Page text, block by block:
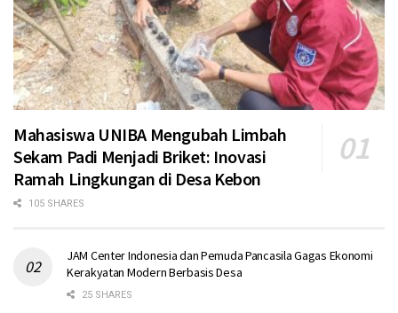
Mahasiswa UNIBA Mengubah Limbah
Sekam Padi Menjadi Briket: Inovasi
Ramah Lingkungan di Desa Kebon
105 SHARES
JAM Center Indonesia dan Pemuda Pancasila Gagas Ekonomi
Kerakyatan Modern Berbasis Desa
25 SHARES